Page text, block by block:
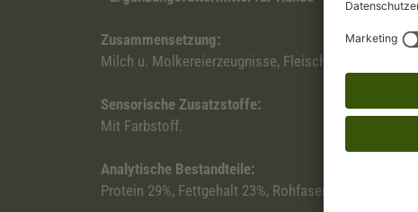
Zusammensetzung:
Milch u. Molkereierzeugnisse, Fleisch und tierische
Sensorische Zusatzstoffe:
Mit Farbstoff.
Analytische Bestandteile:
Protein 29%, Fettgehalt 23%, Rohfaser 1,7%,